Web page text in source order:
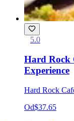
5.0
Hard Rock
Experience
Hard Rock
Od$37.65